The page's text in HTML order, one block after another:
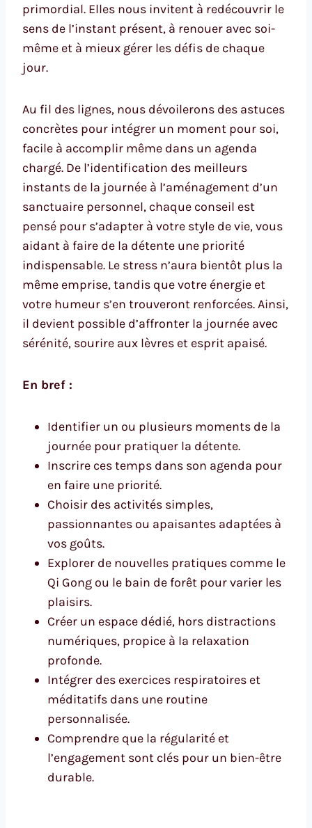
primordial. Elles nous invitent à redécouvrir le
sens de l’instant présent, à renouer avec soi-
même et à mieux gérer les défis de chaque
jour.
Au fil des lignes, nous dévoilerons des astuces
concrètes pour intégrer un moment pour soi,
facile à accomplir même dans un agenda
chargé. De l’identification des meilleurs
instants de la journée à l’aménagement d’un
sanctuaire personnel, chaque conseil est
pensé pour s’adapter à votre style de vie, vous
aidant à faire de la détente une priorité
indispensable. Le stress n’aura bientôt plus la
même emprise, tandis que votre énergie et
votre humeur s’en trouveront renforcées. Ainsi,
il devient possible d’affronter la journée avec
sérénité, sourire aux lèvres et esprit apaisé.
En bref :
Identifier un ou plusieurs moments de la
journée pour pratiquer la détente.
Inscrire ces temps dans son agenda pour
en faire une priorité.
Choisir des activités simples,
passionnantes ou apaisantes adaptées à
vos goûts.
Explorer de nouvelles pratiques comme le
Qi Gong ou le bain de forêt pour varier les
plaisirs.
Créer un espace dédié, hors distractions
numériques, propice à la relaxation
profonde.
Intégrer des exercices respiratoires et
méditatifs dans une routine
personnalisée.
Comprendre que la régularité et
l’engagement sont clés pour un bien-être
durable.